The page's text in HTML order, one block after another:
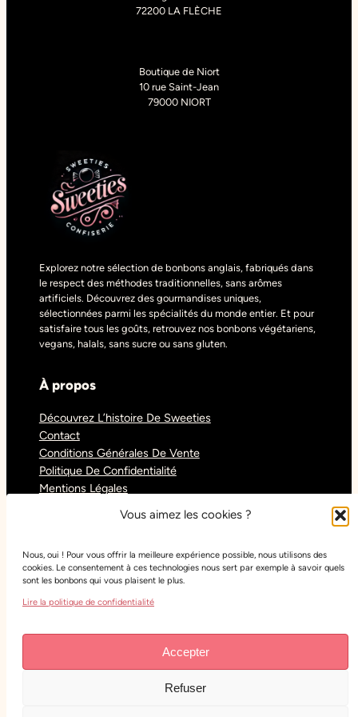
Vous aimez les cookies ?
Nous, oui ! Pour vous offrir la meilleure expérience possible, nous utilisons des
cookies. Le consentement à ces technologies nous sert par exemple à savoir quels
sont les bonbons qui vous plaisent le plus.
Lire la politique de confidentialité
Accepter
Refuser
72200 LA FLÈCHE
Boutique de Niort
10 rue Saint-Jean
79000 NIORT
Explorez notre sélection de bonbons anglais, fabriqués dans
le respect des méthodes traditionnelles, sans arômes
artificiels. Découvrez des gourmandises uniques,
sélectionnées parmi les spécialités du monde entier. Et pour
satisfaire tous les goûts, retrouvez nos bonbons végétariens,
vegans, halals, sans sucre ou sans gluten.
À propos
Découvrez L’histoire De Sweeties
Contact
Conditions Générales De Vente
Politique De Confidentialité
Mentions Légales
Réseaux sociaux
Instagram